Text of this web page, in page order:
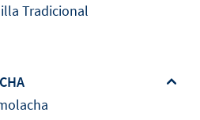
Tradicional